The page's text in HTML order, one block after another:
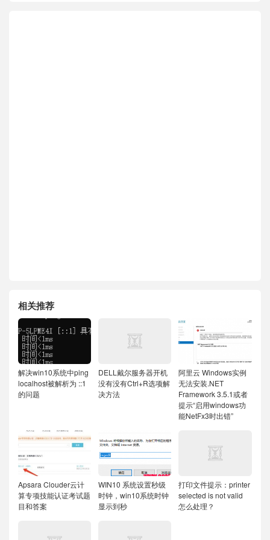
相关推荐
解决win10系统中ping
localhost被解析为 ::1
的问题
DELL戴尔服务器开机
没有没有Ctrl+R选项解
决方法
阿里云 Windows实例
无法安装.NET
Framework 3.5.1或者
提示“启用windows功
能NetFx3时出错”
Apsara Clouder云计
算专项技能认证考试题
目和答案
WIN10 系统设置秒级
时钟，win10系统时钟
显示到秒
打印文件提示：printer
selected is not valid
怎么处理？